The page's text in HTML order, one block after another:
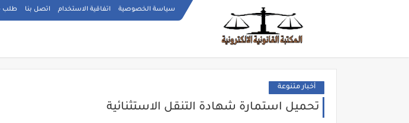
سياسة الخصوصية اتفاقية الاستخدام اتصل بنا طلب
أخبار متنوعة
تحميل استمارة شهادة التنقل الاستثنائية